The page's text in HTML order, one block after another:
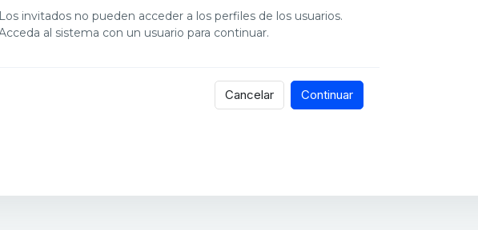
Los invitados no pueden acceder a los perfiles de los usuarios.
al sistema con un usuario para continuar.
Cancelar Continuar